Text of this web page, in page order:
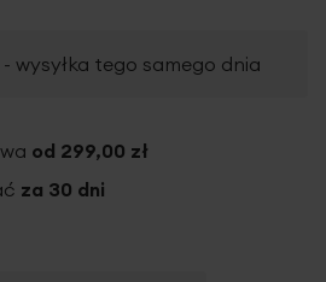
wysyłka tego samego dnia
od 299,00 zł
za 30 dni